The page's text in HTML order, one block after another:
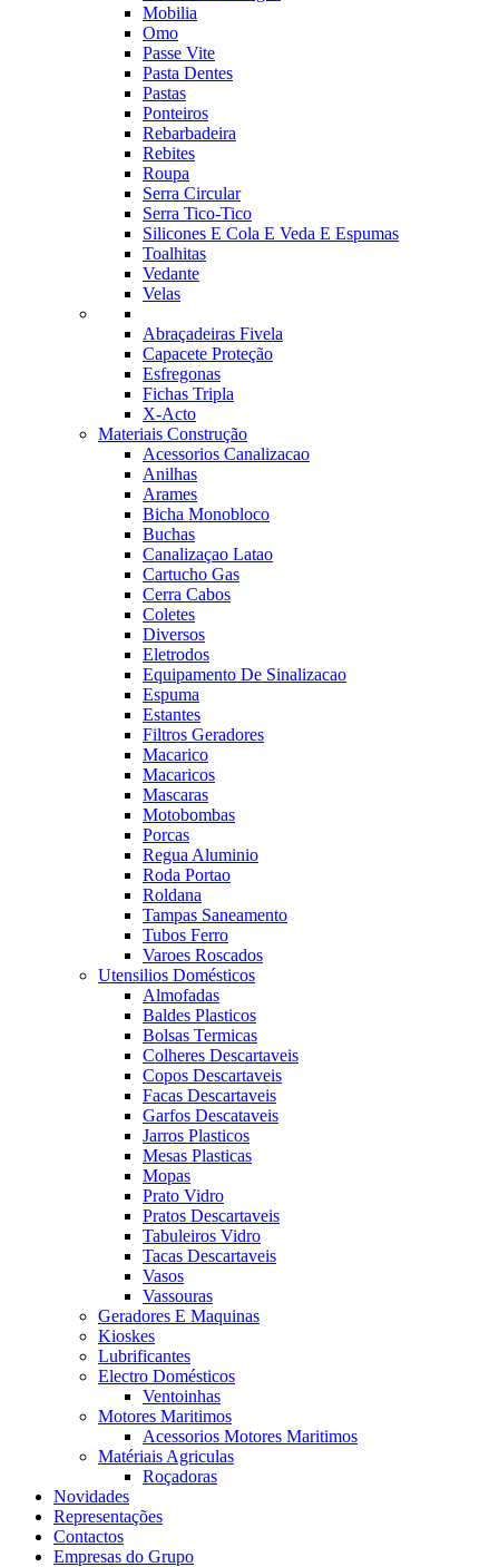
Mobilia
Omo
Passe Vite
Pasta Dentes
Pastas
Ponteiros
Rebarbadeira
Rebites
Roupa
Serra Circular
Serra Tico-Tico
Silicones E Cola E Veda E Espumas
Toalhitas
Vedante
Velas
Abraçadeiras Fivela
Capacete Proteção
Esfregonas
Fichas Tripla
X-Acto
Materiais Construção
Acessorios Canalizacao
Anilhas
Arames
Bicha Monobloco
Buchas
Canalizaçao Latao
Cartucho Gas
Cerra Cabos
Coletes
Diversos
Eletrodos
Equipamento De Sinalizacao
Espuma
Estantes
Filtros Geradores
Macarico
Macaricos
Mascaras
Motobombas
Porcas
Regua Aluminio
Roda Portao
Roldana
Tampas Saneamento
Tubos Ferro
Varoes Roscados
Utensilios Domésticos
Almofadas
Baldes Plasticos
Bolsas Termicas
Colheres Descartaveis
Copos Descartaveis
Facas Descartaveis
Garfos Descataveis
Jarros Plasticos
Mesas Plasticas
Mopas
Prato Vidro
Pratos Descartaveis
Tabuleiros Vidro
Tacas Descartaveis
Vasos
Vassouras
Geradores E Maquinas
Kioskes
Lubrificantes
Electro Domésticos
Ventoinhas
Motores Maritimos
Acessorios Motores Maritimos
Matériais Agriculas
Roçadoras
Novidades
Representações
Contactos
Empresas do Grupo